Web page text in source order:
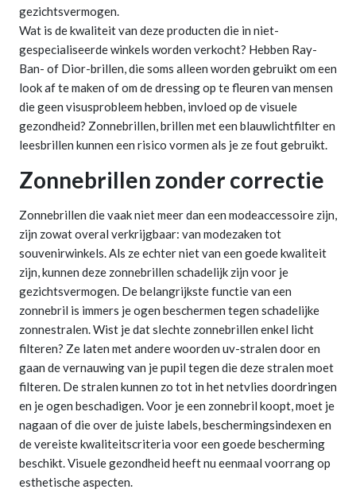
gezichtsvermogen.
Wat is de kwaliteit van deze producten die in niet-
gespecialiseerde winkels worden verkocht? Hebben Ray-
Ban- of Dior-brillen, die soms alleen worden gebruikt om een
look af te maken of om de dressing op te fleuren van mensen
die geen visusprobleem hebben, invloed op de visuele
gezondheid? Zonnebrillen, brillen met een blauwlichtfilter en
leesbrillen kunnen een risico vormen als je ze fout gebruikt.
Zonnebrillen zonder correctie
Zonnebrillen die vaak niet meer dan een modeaccessoire zijn,
zijn zowat overal verkrijgbaar: van modezaken tot
souvenirwinkels. Als ze echter niet van een goede kwaliteit
zijn, kunnen deze zonnebrillen schadelijk zijn voor je
gezichtsvermogen. De belangrijkste functie van een
zonnebril is immers je ogen beschermen tegen schadelijke
zonnestralen. Wist je dat slechte zonnebrillen enkel licht
filteren? Ze laten met andere woorden uv-stralen door en
gaan de vernauwing van je pupil tegen die deze stralen moet
filteren. De stralen kunnen zo tot in het netvlies doordringen
en je ogen beschadigen. Voor je een zonnebril koopt, moet je
nagaan of die over de juiste labels, beschermingsindexen en
de vereiste kwaliteitscriteria voor een goede bescherming
beschikt. Visuele gezondheid heeft nu eenmaal voorrang op
esthetische aspecten.